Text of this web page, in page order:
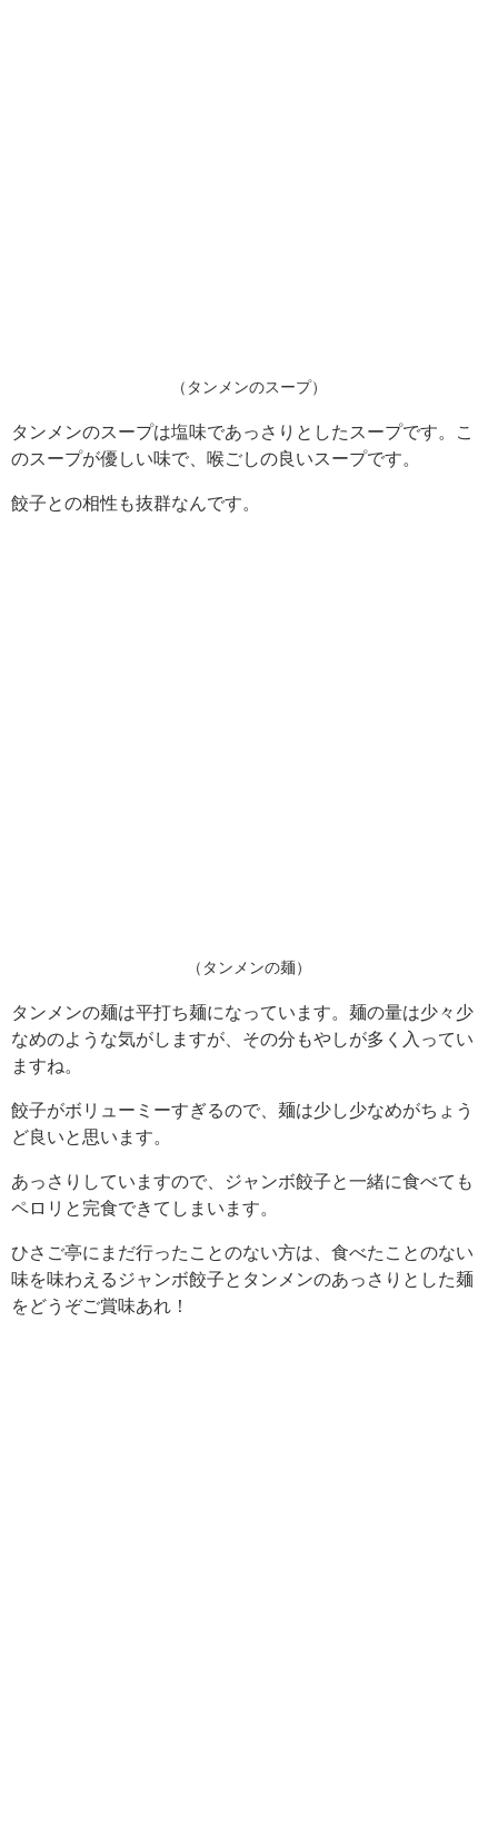
（タンメンのスープ）
タンメンのスープは塩味であっさりとしたスープです。こ
のスープが優しい味で、喉ごしの良いスープです。
餃子との相性も抜群なんです。
（タンメンの麺）
タンメンの麺は平打ち麺になっています。麺の量は少々少
なめのような気がしますが、その分もやしが多く入ってい
ますね。
餃子がボリューミーすぎるので、麺は少し少なめがちょう
ど良いと思います。
あっさりしていますので、ジャンボ餃子と一緒に食べても
ペロリと完食できてしまいます。
ひさご亭にまだ行ったことのない方は、食べたことのない
味を味わえるジャンボ餃子とタンメンのあっさりとした麺
をどうぞご賞味あれ！